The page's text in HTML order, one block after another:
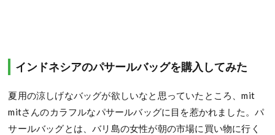
インドネシアのパサールバッグを購入してみた
夏用の涼しげなバッグが欲しいなと思っていたところ、mit
mitさんのカラフルなパサールバッグに目を惹かれました。パ
サールバッグとは、バリ島の女性が朝の市場に買い物に行く